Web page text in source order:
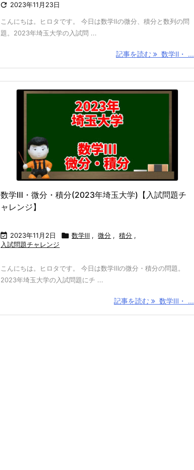
 2023年11月23日
こんにちは。ヒロタです。 今日は数学Ⅱの微分、積分と数列の問
題。2023年埼玉大学の入試問 ...
記事を読む 数学Ⅱ・ ...
数学Ⅲ・微分・積分(2023年埼玉大学)【入試問題チ
ャレンジ】
 2023年11月2日  数学Ⅲ , 微分 , 積分 ,
入試問題チャレンジ
こんにちは。ヒロタです。 今日は数学Ⅲの微分・積分の問題。
2023年埼玉大学の入試問題にチ ...
記事を読む 数学Ⅲ・ ...